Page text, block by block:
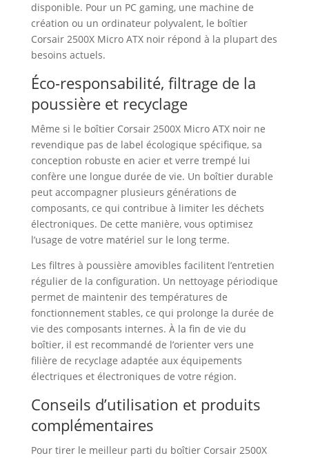
disponible. Pour un PC gaming, une machine de
création ou un ordinateur polyvalent, le boîtier
Corsair 2500X Micro ATX noir répond à la plupart des
besoins actuels.
Éco-responsabilité, filtrage de la
poussière et recyclage
Même si le boîtier Corsair 2500X Micro ATX noir ne
revendique pas de label écologique spécifique, sa
conception robuste en acier et verre trempé lui
confère une longue durée de vie. Un boîtier durable
peut accompagner plusieurs générations de
composants, ce qui contribue à limiter les déchets
électroniques. De cette manière, vous optimisez
l’usage de votre matériel sur le long terme.
Les filtres à poussière amovibles facilitent l’entretien
régulier de la configuration. Un nettoyage périodique
permet de maintenir des températures de
fonctionnement stables, ce qui prolonge la durée de
vie des composants internes. À la fin de vie du
boîtier, il est recommandé de l’orienter vers une
filière de recyclage adaptée aux équipements
électriques et électroniques de votre région.
Conseils d’utilisation et produits
complémentaires
Pour tirer le meilleur parti du boîtier Corsair 2500X